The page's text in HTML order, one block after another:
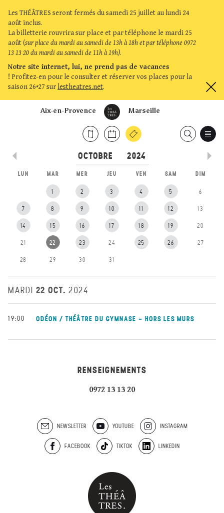
Les THÉÂTRES seront fermés du samedi 25 juillet au lundi 24
août inclus.
La billetterie rouvrira sur place et par téléphone le mardi 25
août (sur place du mardi au samedi de 13h à 18h et par téléphone 0972
13 13 20 du mardi au samedi de 11h à 19h).
Notre site internet, lui, ne prend pas de vacances
! Profitez-en pour le consulter et réserver vos places pour la
saison 26•27 sur lestheatres.net.
Marseille
Aix-en-Provence
LUN MAR MER JEU VEN SAM DIM
1 2 3 4 5 6
7 8 9 10 11 12 13
14 15 16 17 18 19 20
21 22 23 24 25 26 27
28 29 30 31
MARDI 22 OCT. 2024
19:00 ODÉON / THÉÂTRE DU GYMNASE - HORS LES MURS
RENSEIGNEMENTS
0972 13 13 20
NEWSLETTER YOUTUBE INSTAGRAM
FACEBOOK TIKTOK LINKEDIN